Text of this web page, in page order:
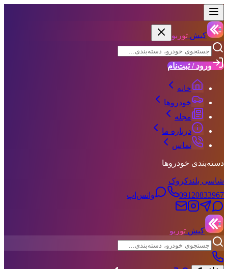
کیش توربو
ورود / ثبت‌نام
خانه
خودروها
مجله
درباره ما
تماس
دسته‌بندی خودروها
شاسی بلندکروک
09120833967
واتس‌اپ
کیش توربو